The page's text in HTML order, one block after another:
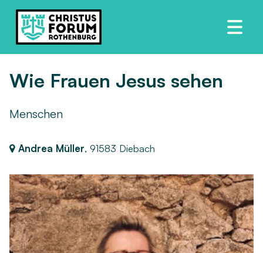
Wie Frauen Jesus sehen
Menschen
Andrea Müller, 91583 Diebach